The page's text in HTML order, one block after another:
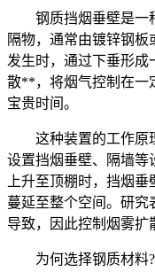
钢质挡烟垂壁是一种
隔物，通常由镀锌钢
发生时，通过下垂形
散**，将烟气控制在一
宝贵时间。
这种装置的工作原理
设置挡烟垂壁、隔墙等
上升至顶棚时，挡烟
蔓延至整个空间。研
导致，因此控制烟雾扩
为何选择钢质材料?